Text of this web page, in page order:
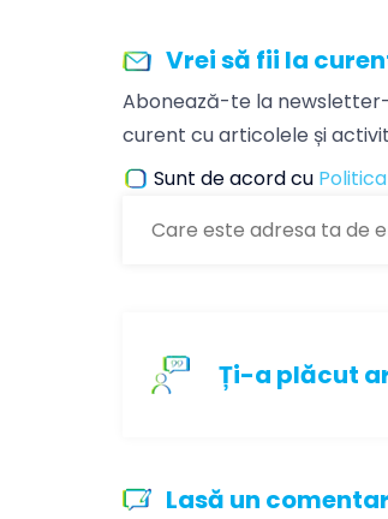
Vrei să fii la
Abonează-te la
curent cu articolele și
Sunt de acord cu
Ți-a plăcut
Lasă un